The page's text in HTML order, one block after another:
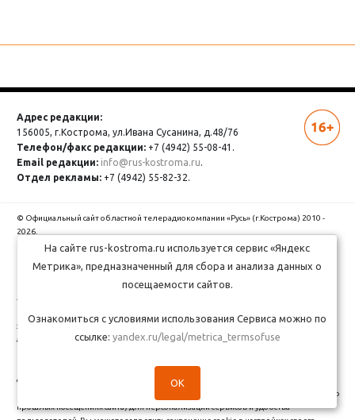
Адрес редакции:
156005, г.Кострома, ул.Ивана Сусанина, д.48/76
Телефон/факс редакции: +7 (4942) 55-08-41.
Email редакции: info@rus-kostroma.ru.
Отдел рекламы: +7 (4942) 55-82-32.
© Официальный сайт областной телерадиокомпании «Русь» (г.Кострома) 2010 -
2026.
СМИ «Официальный сайт «Русь» зарегистрировано Федеральной службой по
(Роскомнадзор). Cвидетельство о регистрации СМИ Эл № ФС77-49975 от 06 июня
2012 года. Учредитель - Областное государственное бюджетное учреждение
«Областная телерадиокомпания «Русь». Главный редактор — Андреева Дарья
защищены в соответствии с российским и международным законодательством об
авторском праве и смежных правах. Использование любых аудио-, фото- и
правообладателя и со ссылкой на сайт "rus-kostroma.ru" (для интернет-проектов -
с гиперссылкой).
ОГБУ Областная телерадиокомпания "Русь" использует cookie (файлы с данными о
прошлых посещениях сайта) для персонализации сервисов и удобства
На сайте rus-kostroma.ru используется сервис «Яндекс
Метрика», предназначенный для сбора и анализа данных о
посещаемости сайтов.
Ознакомиться с условиями использования Сервиса можно по
ссылке: yandex.ru/legal/metrica_termsofuse
OK